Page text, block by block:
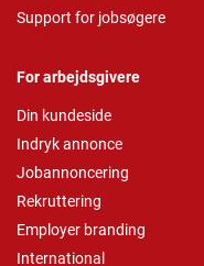
Support for jobsøgere
For arbejdsgivere
Din kundeside
Indryk annonce
Jobannoncering
Rekruttering
Employer branding
International